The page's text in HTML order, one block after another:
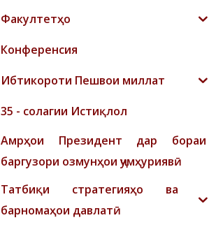
Факултетҳо
Конференсия
Ибтикороти Пешвои миллат
35 - солагии Истиқлол
Амрҳои Президент дар бораи
баргузори озмунҳои ҷумҳуриявӣ
Татбиқи стратегияҳо ва
барномаҳои давлатӣ